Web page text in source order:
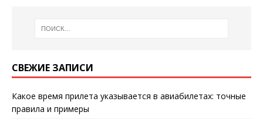
СВЕЖИЕ ЗАПИСИ
Какое время прилета указывается в авиабилетах: точные
правила и примеры